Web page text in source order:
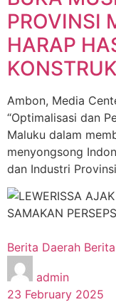
PROVINSI
HARAP
Ambon, Media
“Optimalisasi dan
Maluku dalam
menyongsong
dan Industri
Berita Daerah
admin
23 February 2025